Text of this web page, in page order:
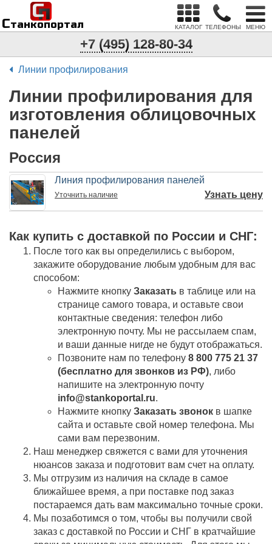
Станкопортал
п
С
КАТАЛОГ ТЕЛЕФОНЫ МЕНЮ
+7 (495) 128-80-34
Линии профилирования
Линии профилирования для
изготовления облицовочных
панелей
Россия
Линия профилирования панелей
Уточнить наличие Узнать цену
Как купить c доставкой по России и СНГ:
После того как вы определились с выбором,
закажите оборудование любым удобным для вас
способом:
Нажмите кнопку Заказать в таблице или на
странице самого товара, и оставьте свои
контактные сведения: телефон либо
электронную почту. Мы не рассылаем спам,
и ваши данные нигде не будут отображаться.
Позвоните нам по телефону 8 800 775 21 37
(бесплатно для звонков из РФ), либо
напишите на электронную почту
info@stankoportal.ru.
Нажмите кнопку Заказать звонок в шапке
сайта и оставьте свой номер телефона. Мы
сами вам перезвоним.
Наш менеджер свяжется с вами для уточнения
нюансов заказа и подготовит вам счет на оплату.
Мы отгрузим из наличия на складе в самое
ближайшее время, а при поставке под заказ
постараемся дать вам максимально точные сроки.
Мы позаботимся о том, чтобы вы получили свой
заказ c доставкой по России и СНГ в кратчайшие